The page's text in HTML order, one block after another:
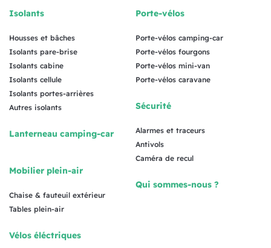
Isolants
Housses et bâches
Isolants pare-brise
Isolants cabine
Isolants cellule
Isolants portes-arrières
Autres isolants
Lanterneau camping-car
Mobilier plein-air
Chaise & fauteuil extérieur
Tables plein-air
Vélos éléctriques
Porte-vélos
Porte-vélos camping-car
Porte-vélos fourgons
Porte-vélos mini-van
Porte-vélos caravane
Sécurité
Alarmes et traceurs
Antivols
Caméra de recul
Qui sommes-nous ?